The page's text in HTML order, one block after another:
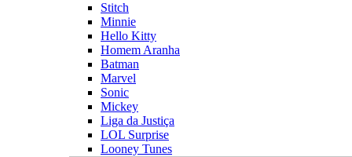
Stitch
Minnie
Hello Kitty
Homem Aranha
Batman
Marvel
Sonic
Mickey
Liga da Justiça
LOL Surprise
Looney Tunes